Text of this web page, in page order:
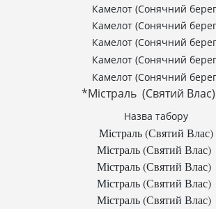
Камелот (Сонячний
Камелот (Сонячний
Камелот (Сонячний
Камелот (Сонячний
Камелот (Сонячний
*Містраль (Святий
Назва табору
Містраль (Святий Влас)
Містраль (Святий Влас)
Містраль (Святий Влас)
Містраль (Святий Влас)
Містраль (Святий Влас)